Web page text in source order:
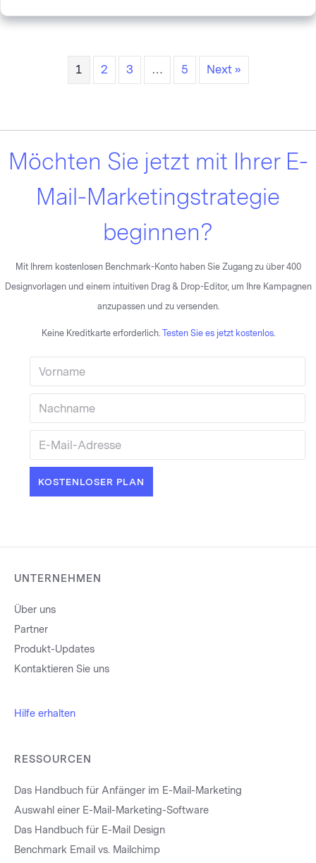
1 2 3 … 5 Next »
Möchten Sie jetzt mit Ihrer E-
Mail-Marketingstrategie
beginnen?
Mit Ihrem kostenlosen Benchmark-Konto haben Sie Zugang zu über 400
Designvorlagen und einem intuitiven Drag & Drop-Editor, um Ihre Kampagnen
anzupassen und zu versenden.
Keine Kreditkarte erforderlich. Testen Sie es jetzt kostenlos.
UNTERNEHMEN
Über uns
Partner
Produkt-Updates
Kontaktieren Sie uns
Hilfe erhalten
RESSOURCEN
Das Handbuch für Anfänger im E-Mail-Marketing
Auswahl einer E-Mail-Marketing-Software
Das Handbuch für E-Mail Design
Benchmark Email vs. Mailchimp